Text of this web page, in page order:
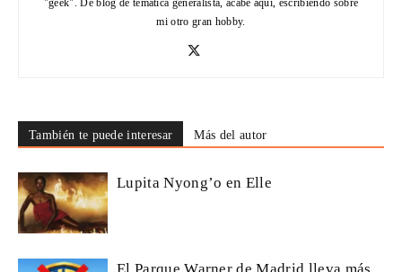
mi otro gran hobby.
También te puede interesar Más del autor
Lupita Nyong’o en Elle
El Parque Warner de Madrid lleva más